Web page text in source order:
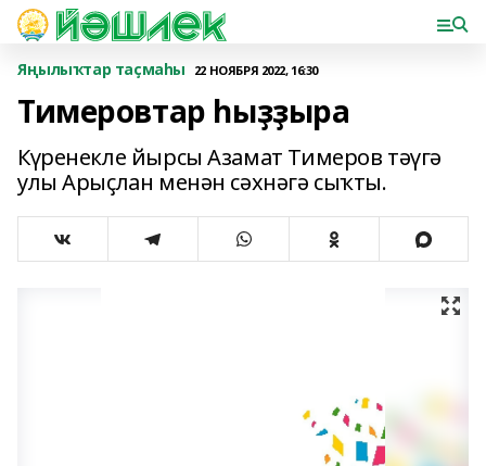
Яңылыҡтар таҫмаһы 22 НОЯБРЯ 2022, 16:30
Тимеровтар һыҙҙыра
Күренекле йырсы Азамат Тимеров тәүгә
улы Арыҫлан менән сәхнәгә сыҡты.